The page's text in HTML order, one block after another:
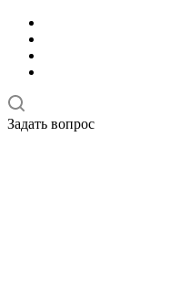
Задать вопрос